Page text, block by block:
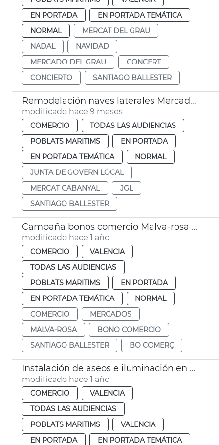
EN PORTADA
EN PORTADA TEMÁTICA
NORMAL
MERCAT DEL GRAU
NADAL
NAVIDAD
MERCADO DEL GRAU
CONCERT
CONCIERTO
SANTIAGO BALLESTER
Remodelación naves laterales Mercado Cabañal València
modificado hace 9 meses
COMERCIO
TODAS LAS AUDIENCIAS
POBLATS MARITIMS
EN PORTADA
EN PORTADA TEMÁTICA
NORMAL
JUNTA DE GOVERN LOCAL
MERCAT CABANYAL
JGL
SANTIAGO BALLESTER
Campaña bonos comercio Malva-rosa València
modificado hace 1 año
COMERCIO
VALENCIA
TODAS LAS AUDIENCIAS
POBLATS MARITIMS
EN PORTADA
EN PORTADA TEMÁTICA
NORMAL
COMERCIO
MERCADOS
MALVA-ROSA
BONO COMERCIO
SANTIAGO BALLESTER
BO COMERÇ
Instalación de aseos e iluminación en el Rastro de València
modificado hace 1 año
COMERCIO
VALENCIA
TODAS LAS AUDIENCIAS
POBLATS MARITIMS
VALENCIA
EN PORTADA
EN PORTADA TEMÁTICA